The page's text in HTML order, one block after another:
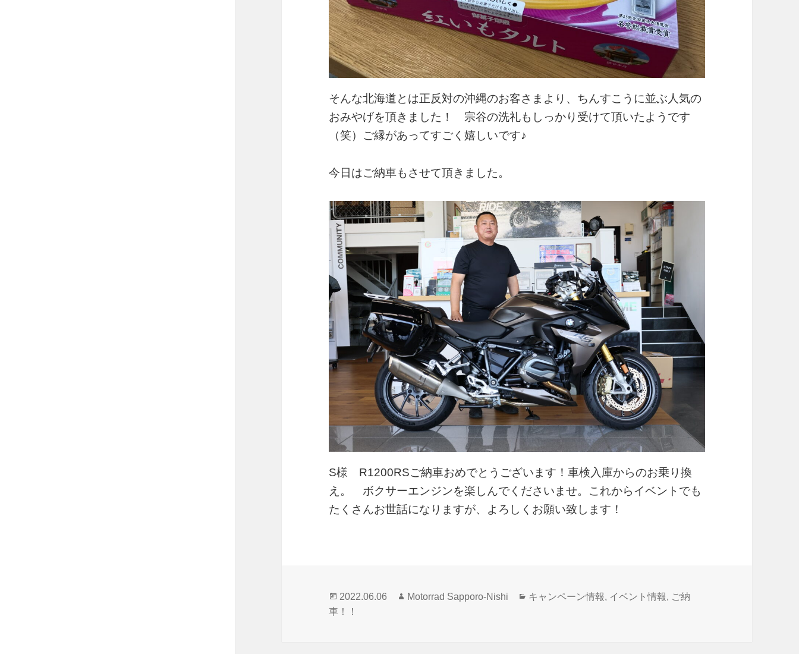
そんな北海道とは正反対の沖縄のお客さまより、ちんすこうに並ぶ人気の
おみやげを頂きました！ 宗谷の洗礼もしっかり受けて頂いたようです
（笑）ご縁があってすごく嬉しいです♪
今日はご納車もさせて頂きました。
S様 R1200RSご納車おめでとうございます！車検入庫からのお乗り換
え。 ボクサーエンジンを楽しんでくださいませ。これからイベントでも
たくさんお世話になりますが、よろしくお願い致します！
投
稿
2022.06.06
作
Motorrad Sapporo-Nishi
カ
キャンペーン情報, イベント情報, ご納
車！！